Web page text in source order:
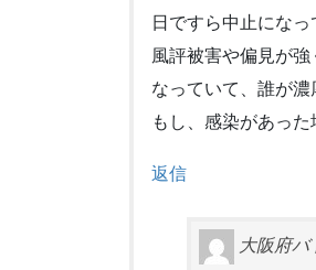
日ですら中止にな
風評被害や偏見が
なっていて、誰が濃
もし、感染があっ
返信
大阪府バ